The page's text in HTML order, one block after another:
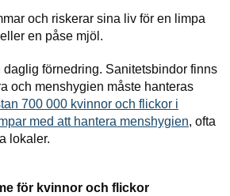
och riskerar sina liv för en limpa
en påse mjöl.
daglig förnedring. Sanitetsbindor finns
och menshygien måste hanteras
700 000 kvinnor och flickor i
med att hantera menshygien, ofta
lokaler.
för kvinnor och flickor